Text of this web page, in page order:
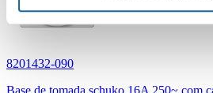
8201432-090
Base de tomada schuko 16A 250~ com